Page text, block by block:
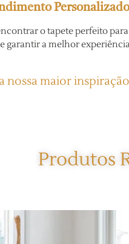
Personalizado
o tapete perfeito
garantir a melhor
nossa maior
Produtos